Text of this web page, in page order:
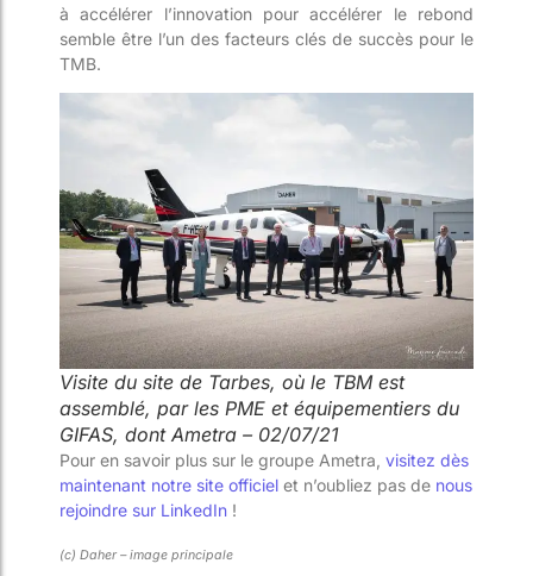
à accélérer l’innovation pour accélérer le rebond
semble être l’un des facteurs clés de succès pour le
TMB.
Visite du site de Tarbes, où le TBM est
assemblé, par les PME et équipementiers du
GIFAS, dont Ametra – 02/07/21
Pour en savoir plus sur le groupe Ametra, visitez dès
maintenant notre site officiel et n’oubliez pas de nous
rejoindre sur LinkedIn !
(c) Daher – image principale